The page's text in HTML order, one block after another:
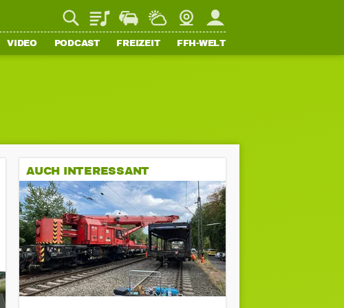
PlaylistStaupilotWetterWebcamMein FFH
VIDEO PODCAST FREIZEIT FFH-WELT
AUCH INTERESSANT